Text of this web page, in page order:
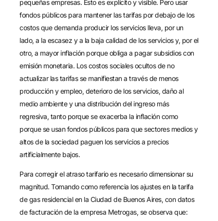
pequeñas empresas. Esto es explícito y visible. Pero usar
fondos públicos para mantener las tarifas por debajo de los
costos que demanda producir los servicios lleva, por un
lado, a la escasez y a la baja calidad de los servicios y, por el
otro, a mayor inflación porque obliga a pagar subsidios con
emisión monetaria. Los costos sociales ocultos de no
actualizar las tarifas se manifiestan a través de menos
producción y empleo, deterioro de los servicios, daño al
medio ambiente y una distribución del ingreso más
regresiva, tanto porque se exacerba la inflación como
porque se usan fondos públicos para que sectores medios y
altos de la sociedad paguen los servicios a precios
artificialmente bajos.
Para corregir el atraso tarifario es necesario dimensionar su
magnitud. Tomando como referencia los ajustes en la tarifa
de gas residencial en la Ciudad de Buenos Aires, con datos
de facturación de la empresa Metrogas, se observa que: